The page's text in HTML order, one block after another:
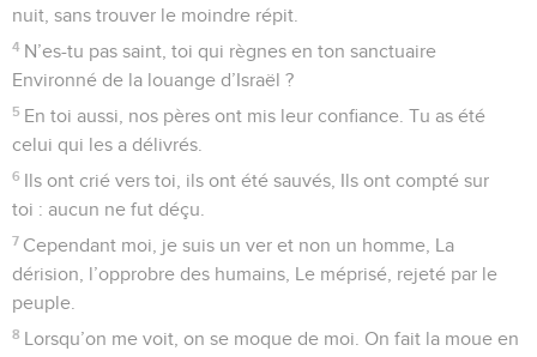
rayer leur descendance d’entre les fils d’Adam.
12 Ils ont conçu des plans perfides, ils seront impuissants !
13 Tu les réduis à la déroute, Et tu vises leur cœur, ton arc les
atteindra.
14 Triomphe, Seigneur, par ta force ! Par nos chants et nos
hymnes, Nous célébrerons ta vaillance, nous louerons tes
hauts faits.
Psaumes 22